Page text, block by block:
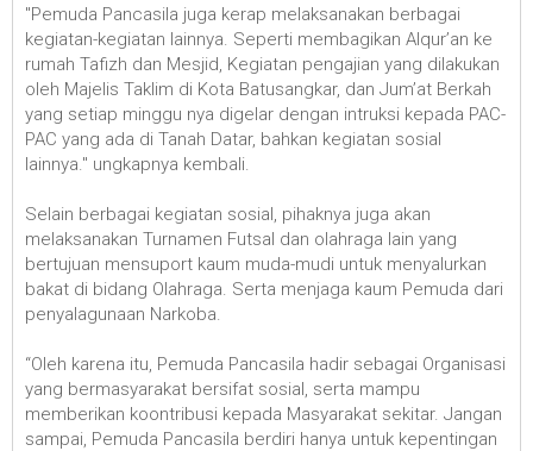
"Pemuda Pancasila juga kerap melaksanakan berbagai
kegiatan-kegiatan lainnya. Seperti membagikan Alqur’an ke
rumah Tafizh dan Mesjid, Kegiatan pengajian yang dilakukan
oleh Majelis Taklim di Kota Batusangkar, dan Jum’at Berkah
yang setiap minggu nya digelar dengan intruksi kepada PAC-
PAC yang ada di Tanah Datar, bahkan kegiatan sosial
lainnya." ungkapnya kembali.
Selain berbagai kegiatan sosial, pihaknya juga akan
melaksanakan Turnamen Futsal dan olahraga lain yang
bertujuan mensuport kaum muda-mudi untuk menyalurkan
bakat di bidang Olahraga. Serta menjaga kaum Pemuda dari
penyalagunaan Narkoba.
“Oleh karena itu, Pemuda Pancasila hadir sebagai Organisasi
yang bermasyarakat bersifat sosial, serta mampu
memberikan koontribusi kepada Masyarakat sekitar. Jangan
sampai, Pemuda Pancasila berdiri hanya untuk kepentingan